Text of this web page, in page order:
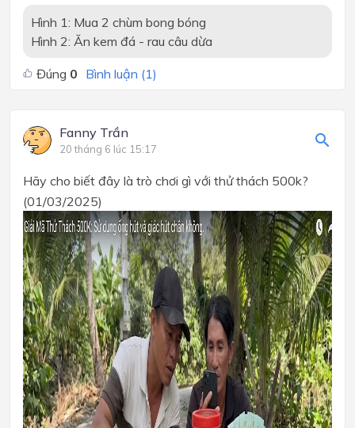
Hình 1: Mua 2 chùm bong bóng
Hình 2: Ăn kem đá - rau câu dừa
Đúng 0 Bình luận (1)
Fanny Trần
20 tháng 6 lúc 15:17
Hãy cho biết đây là trò chơi gì với thử thách 500k?
(01/03/2025)